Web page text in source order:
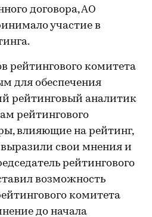
договора, АО
участие в
рейтингового комитета
для обеспечения
рейтинговый аналитик
рейтингового
влияющие на рейтинг,
свои мнения и
рейтингового
возможность
комитета
до начала